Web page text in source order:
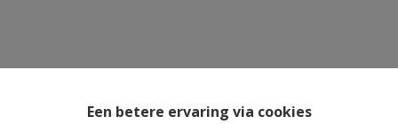
Een betere ervaring via cookies